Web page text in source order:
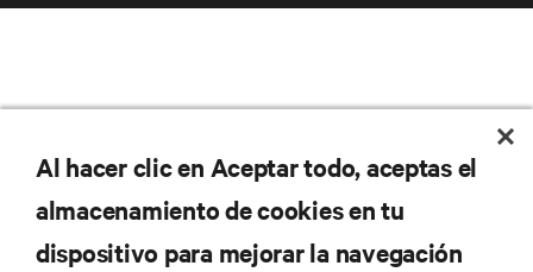
Al hacer clic en Aceptar todo, aceptas el
almacenamiento de cookies en tu
dispositivo para mejorar la navegación